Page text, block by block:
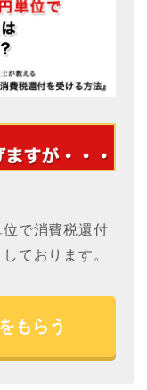
で消費税還付
ております。
もらう